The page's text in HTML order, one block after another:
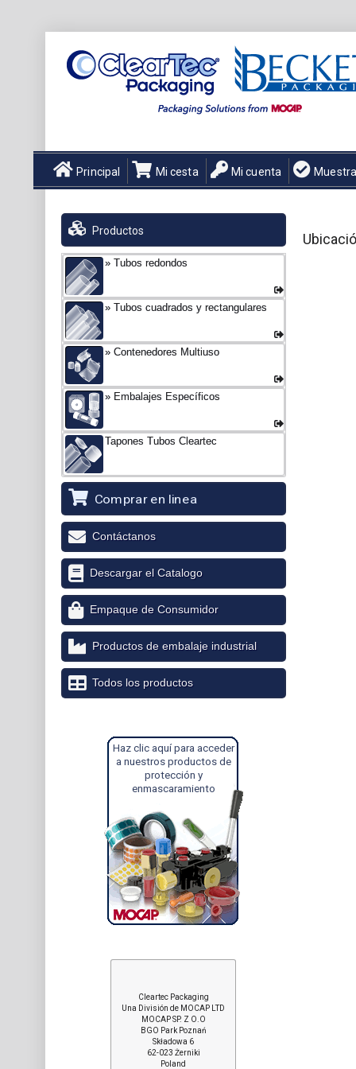
Principal Mi cesta Mi cuenta
Productos
Tubos redondos
Tubos cuadrados y rectangulares
Contenedores Multiuso
Embalajes Específicos
Tapones Tubos Cleartec
Comprar en linea
Contáctanos
Descargar el Catalogo
Empaque de Consumidor
Productos de embalaje industrial
Todos los productos
Haz clic aquí para acceder
a nuestros productos de
protección y
enmascaramiento
Cleartec Packaging
Una División de MOCAP LTD
MOCAP SP. Z O.O
BGO Park Poznań
Składowa 6
62-023 Żerniki
Poland